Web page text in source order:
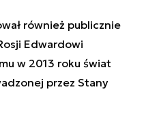
również publicznie
Edwardowi
w 2013 roku świat
przez Stany